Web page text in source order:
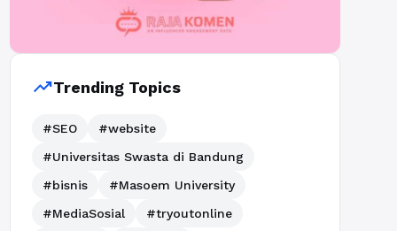
trending_upTrending Topics
#SEO
#website
#Universitas Swasta di Bandung
#bisnis
#Masoem University
#MediaSosial
#tryoutonline